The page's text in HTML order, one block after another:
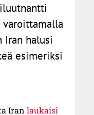
varoittamalla
Iran halusi
esimeriksi
Iranlaukaisi